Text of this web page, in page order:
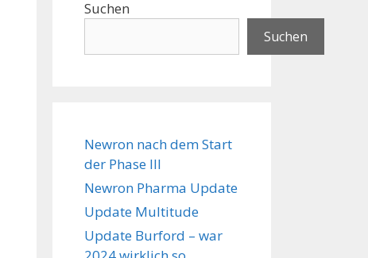
Suchen
Suchen
Newron nach dem Start
der Phase III
Newron Pharma Update
Update Multitude
Update Burford – war